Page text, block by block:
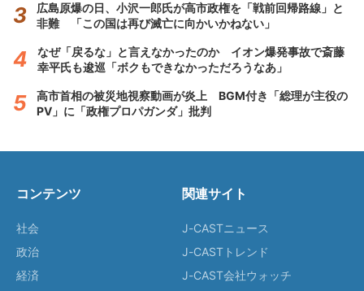
広島原爆の日、小沢一郎氏が高市政権を「戦前回帰路線」と
非難 「この国は再び滅亡に向かいかねない」
なぜ「戻るな」と言えなかったのか イオン爆発事故で斎藤
幸平氏も逡巡「ボクもできなかっただろうなあ」
高市首相の被災地視察動画が炎上 BGM付き「総理が主役の
PV」に「政権プロパガンダ」批判
コンテンツ
社会
政治
経済
関連サイト
J-CASTニュース
J-CASTトレンド
J-CAST会社ウォッチ